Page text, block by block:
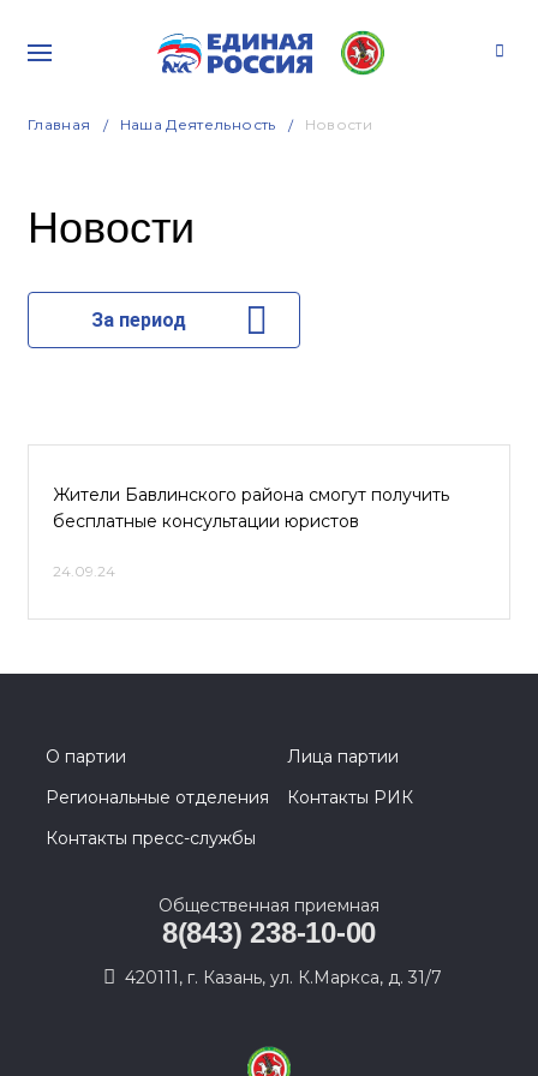
Главная Наша Деятельность Новости
Новости
За период
Жители Бавлинского района смогут получить
бесплатные консультации юристов
24.09.24
О партии
Лица партии
Региональные отделения
Контакты РИК
Контакты пресс-службы
Общественная приемная
8(843) 238-10-00
420111, г. Казань, ул. К.Маркса, д. 31/7